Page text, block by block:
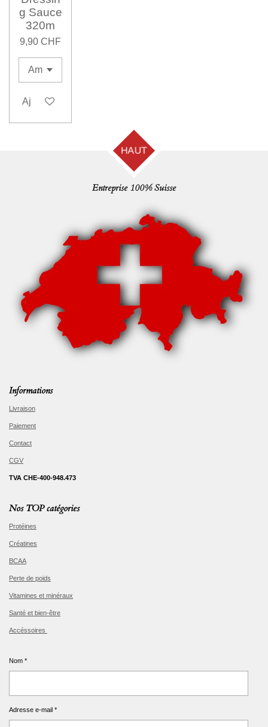
g Sauce
320m
9,90 CHF
Ajouter au panier
HAUT
Entreprise 100% Suisse
Informations
Livraison
Paiement
Contact
CGV
TVA CHE-400-948.473
Nos TOP catégories
Protéines
Créatines
BCAA
Perte de poids
Vitamines et minéraux
Santé et bien-être
Accéssoires
Nom *
Adresse e-mail *